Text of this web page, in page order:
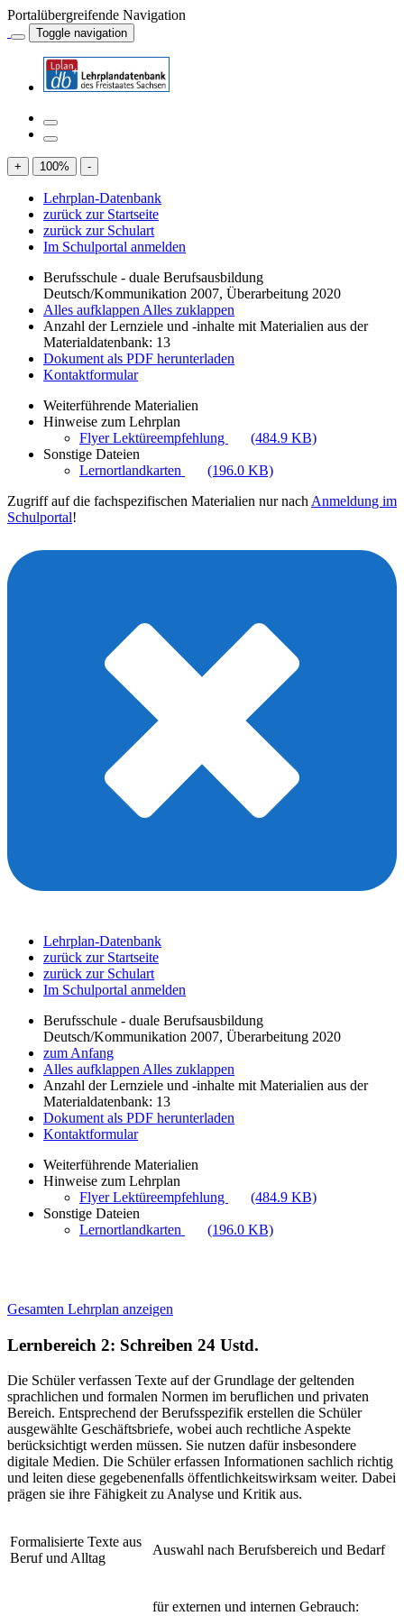
Portalübergreifende Navigation
Toggle navigation
+ 100% -
Lehrplan-Datenbank
zurück zur Startseite
zurück zur Schulart
Im Schulportal anmelden
Berufsschule - duale Berufsausbildung
Deutsch/Kommunikation 2007, Überarbeitung 2020
Alles aufklappen Alles zuklappen
Anzahl der Lernziele und -inhalte mit Materialien aus der
Materialdatenbank: 13
Dokument als PDF herunterladen
Kontaktformular
Weiterführende Materialien
Hinweise zum Lehrplan
Flyer Lektüreempfehlung
(484.9 KB)
Sonstige Dateien
Lernortlandkarten
(196.0 KB)
Zugriff auf die fachspezifischen Materialien nur nach Anmeldung im
Schulportal!
Lehrplan-Datenbank
zurück zur Startseite
zurück zur Schulart
Im Schulportal anmelden
Berufsschule - duale Berufsausbildung
Deutsch/Kommunikation 2007, Überarbeitung 2020
zum Anfang
Alles aufklappen Alles zuklappen
Anzahl der Lernziele und -inhalte mit Materialien aus der
Materialdatenbank: 13
Dokument als PDF herunterladen
Kontaktformular
Weiterführende Materialien
Hinweise zum Lehrplan
Flyer Lektüreempfehlung
(484.9 KB)
Sonstige Dateien
Lernortlandkarten
(196.0 KB)
Gesamten Lehrplan anzeigen
Lernbereich 2: Schreiben 24 Ustd.
Die Schüler verfassen Texte auf der Grundlage der geltenden
sprachlichen und formalen Normen im beruflichen und privaten
Bereich. Entsprechend der Berufsspezifik erstellen die Schüler
ausgewählte Geschäftsbriefe, wobei auch rechtliche Aspekte
berücksichtigt werden müssen. Sie nutzen dafür insbesondere
digitale Medien. Die Schüler erfassen Informationen sachlich richtig
und leiten diese gegebenenfalls öffentlichkeitswirksam weiter. Dabei
prägen sie ihre Fähigkeit zu Analyse und Kritik aus.
Formalisierte Texte aus
Beruf und Alltag
Auswahl nach Berufsbereich und Bedarf
für externen und internen Gebrauch: